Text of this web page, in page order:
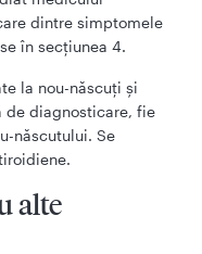
dintre simptomele
în secțiunea 4.
la nou-născuți și
de diagnosticare, fie
născutului. Se
alte